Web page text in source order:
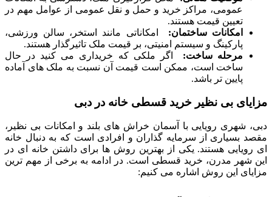
عمومی، مراکز خرید و حمل و نقل عمومی از عوامل مهم در
تعیین قیمت هستند.
امکانات ساختمان:
امکاناتی مانند استخر، سالن ورزشی،
پارکینگ و سیستم امنیتی، بر قیمت ملک تاثیرگذار هستند.
مرحله ساخت:
اگر ملکی که خریداری می کنید در حال
ساخت است، ممکن است قیمت آن نسبت به ملک های آماده
پایین تر باشد.
مزایای بی نظیر خرید قسطی خانه در دبی
دبی، شهری رویایی با آسمان خراش های بلند و امکانات بی نظیر،
مقصد بسیاری از سرمایه گذاران و افرادی است که به دنبال خانه
ای رویایی هستند. یکی از بهترین روش ها برای داشتن خانه ای در
این شهر مدرن، خرید قسطی است. در ادامه به برخی از مهم ترین
مزایای این روش اشاره می کنیم: